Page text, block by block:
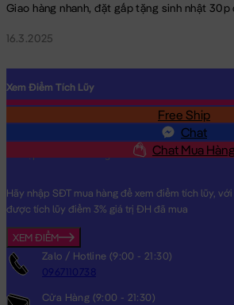
Giao hàng nhanh, đặt gấp tặng sinh nhật
16.3.2025
Free Ship
Chat
Chat Mua Hàng
Xem Điểm Tích Lũy
Hãy nhập SĐT mua hàng để xem điểm tích lũy,
được tích lũy điểm 3% giá trị ĐH đã mua
XEM ĐIỂM
Zalo / Hotline (9:00 - 21:30)
0967110738
Cửa Hàng (9:00 - 21:30)